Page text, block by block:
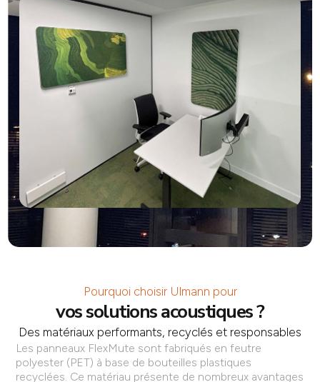
Pourquoi choisir Ulmann pour
vos solutions acoustiques ?
Des matériaux performants, recyclés et responsables
Les panneaux FlexMute sont fabriqués en feutre
polyester (PET) à base de bouteilles plastiques
recyclées. Ce matériau présente de nombreux avantages